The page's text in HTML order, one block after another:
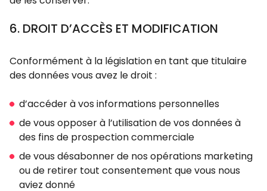
6. DROIT D’ACCÈS ET MODIFICATION
Conformément à la législation en tant que titulaire
des données vous avez le droit :
d’accéder à vos informations personnelles
de vous opposer à l’utilisation de vos données à
des fins de prospection commerciale
de vous désabonner de nos opérations marketing
ou de retirer tout consentement que vous nous
aviez donné